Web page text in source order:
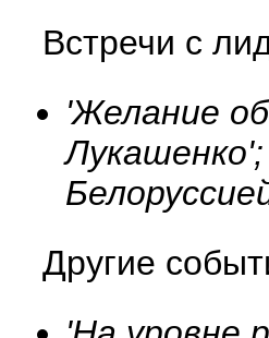
Встречи с
'Желание
Другие